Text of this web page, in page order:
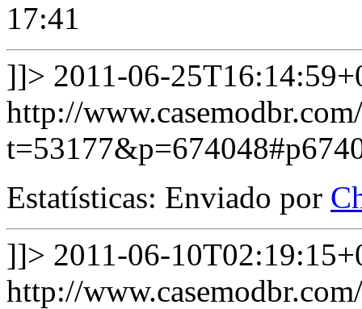
17:41
]]> 2011-06-
http://
Estatísticas: Enviado por
]]> 2011-06-
http://